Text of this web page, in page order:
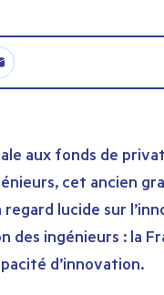
aux fonds de
cet ancien
lucide sur
ingénieurs : la
d’innovation.